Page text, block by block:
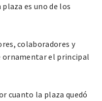
es uno de los
colaboradores y
ornamentar el principal
cuanto la plaza quedó